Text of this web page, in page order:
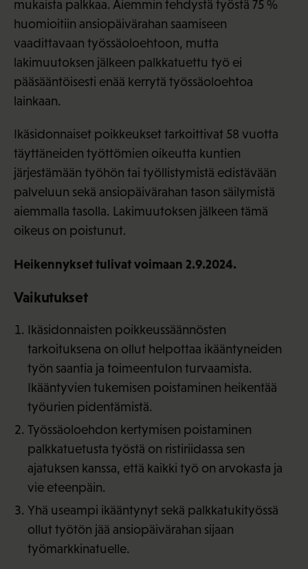
mukaista palkkaa. Aiemmin tehdystä työstä 75 %
huomioitiin ansiopäivärahan saamiseen
vaadittavaan työssäoloehtoon, mutta
lakimuutoksen jälkeen palkkatuettu työ ei
pääsääntöisesti enää kerrytä työssäoloehtoa
lainkaan.
Ikäsidonnaiset poikkeukset tarkoittivat 58 vuotta
täyttäneiden työttömien oikeutta kuntien
järjestämään työhön tai työllistymistä edistävään
palveluun sekä ansiopäivärahan tason säilymistä
aiemmalla tasolla. Lakimuutoksen jälkeen tämä
oikeus on poistunut.
Heikennykset tulivat voimaan 2.9.2024.
Vaikutukset
Ikäsidonnaisten poikkeussäännösten
tarkoituksena on ollut helpottaa ikääntyneiden
työn saantia ja toimeentulon turvaamista.
Ikääntyvien tukemisen poistaminen heikentää
työurien pidentämistä.
Työssäoloehdon kertymisen poistaminen
palkkatuetusta työstä on ristiriidassa sen
ajatuksen kanssa, että kaikki työ on arvokasta ja
vie eteenpäin.
Yhä useampi ikääntynyt sekä palkkatukityössä
ollut työtön jää ansiopäivärahan sijaan
työmarkkinatuelle.